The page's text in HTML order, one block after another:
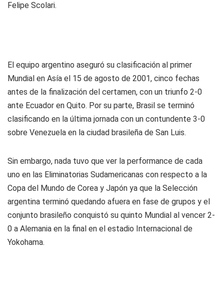
Felipe Scolari.
El equipo argentino aseguró su clasificación al primer
Mundial en Asía el 15 de agosto de 2001, cinco fechas
antes de la finalización del certamen, con un triunfo 2-0
ante Ecuador en Quito. Por su parte, Brasil se terminó
clasificando en la última jornada con un contundente 3-0
sobre Venezuela en la ciudad brasileña de San Luis.
Sin embargo, nada tuvo que ver la performance de cada
uno en las Eliminatorias Sudamericanas con respecto a la
Copa del Mundo de Corea y Japón ya que la Selección
argentina terminó quedando afuera en fase de grupos y el
conjunto brasileño conquistó su quinto Mundial al vencer 2-
0 a Alemania en la final en el estadio Internacional de
Yokohama.